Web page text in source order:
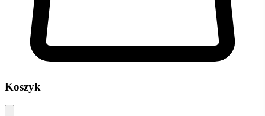
Koszyk